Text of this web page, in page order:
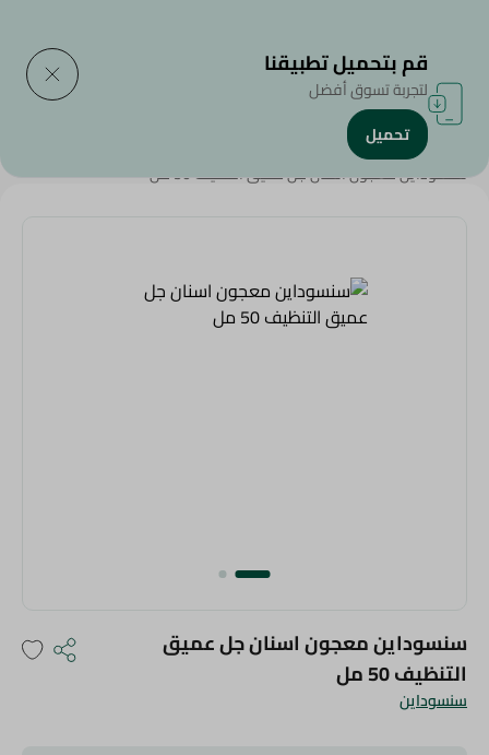
الرئيسية/الجمال والعناية الشخصية
سنسوداين معجون اسنان جل عميق التنظيف 50 مل
سنسوداين
سنسوداين معجون اسنان جل عميق
التنظيف 50 مل
قم بتحميل تطبيقنا
لتجربة تسوق أفضل
تحميل